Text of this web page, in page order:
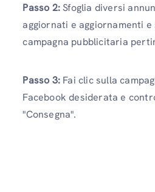
Passo 2:Sfoglia diversi
aggiornati e aggiornamenti e
campagna pubblicitaria
Passo 3: Fai clic sulla
Facebook desiderata e
"Consegna".